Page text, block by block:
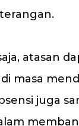
atasan
di masa
juga